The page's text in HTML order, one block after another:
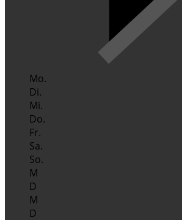
Mo.
Di.
Mi.
Do.
Fr.
Sa.
So.
M
D
M
D